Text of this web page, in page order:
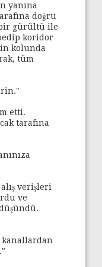
yanına
doğru
bir gürültü ile
koridor
kolunda
tüm
etti.
tarafına
verişleri
ve
kanallardan